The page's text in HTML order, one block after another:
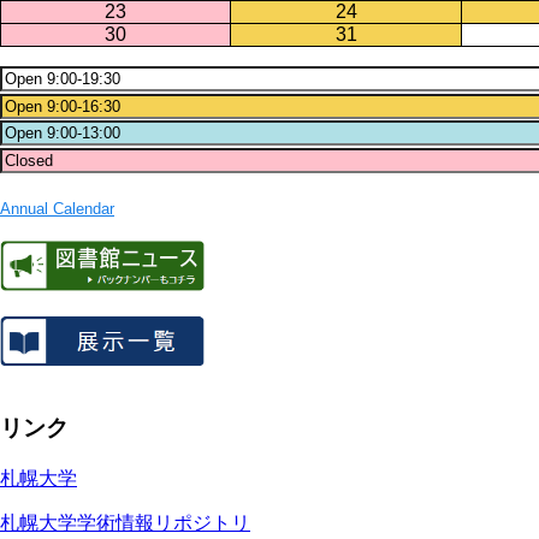
23
24
30
31
Annual Calendar
リンク
札幌大学
札幌大学学術情報リポジトリ